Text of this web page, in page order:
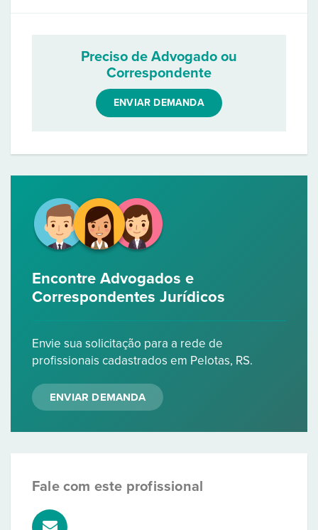
Preciso de Advogado ou
Correspondente
ENVIAR DEMANDA
Encontre Advogados e
Correspondentes Jurídicos
Envie sua solicitação para a rede de
profissionais cadastrados em Pelotas, RS.
ENVIAR DEMANDA
Fale com este profissional